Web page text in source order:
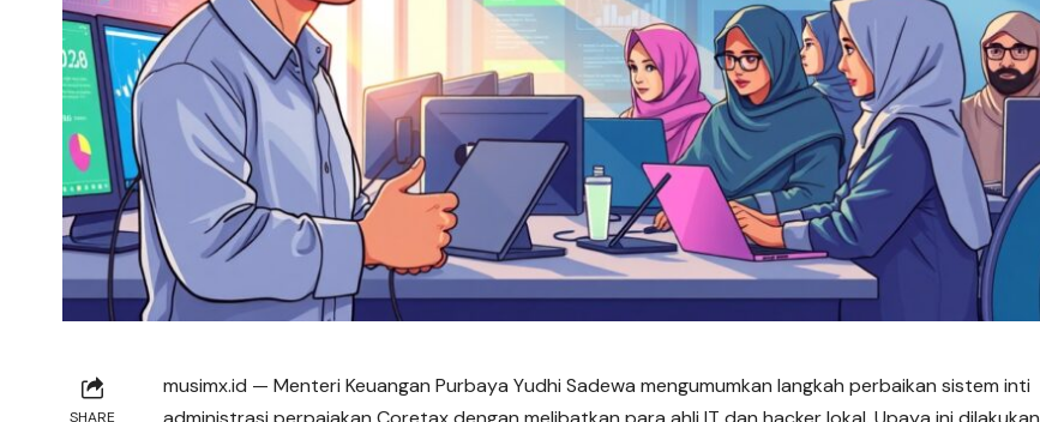
SHARE
musimx.id — Menteri Keuangan Purbaya Yudhi Sadewa mengumumkan langkah perbaikan sistem inti